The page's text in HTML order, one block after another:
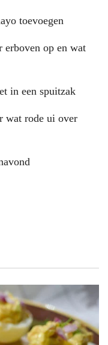
toevoegen
erboven op en wat
in een spuitzak
wat rode ui over